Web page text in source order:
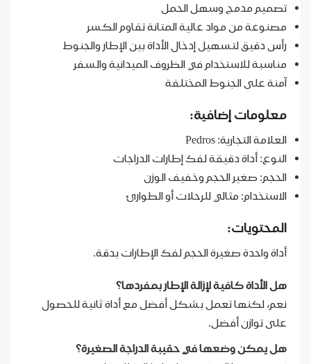
تصميم مدمج وسهل الحمل
مصنوعة من مواد عالية المتانة تقاوم الكسر
رأس دقيق لتسهيل إدخال الأداة بين الإطار والجنوط
مناسبة للاستخدام في الظروف الميدانية والسفر
آمنة على الجنوط المختلفة
معلومات إضافية:
العلامة التجارية: Pedros
النوع: أداة دقيقة لفك إطارات الدراجات
الحجم: صغير الحجم وخفيف الوزن
الاستخدام: مثالي للرحلات أو الطوارئ
المحتويات:
أداة واحدة صغيرة الحجم لفك الإطارات بدقة.
هل الأداة كافية لإزالة الإطار بمفردها؟
نعم، لكنها تعمل بشكل أفضل مع أداة ثانية للحصول
على توازن أفضل.
هل يمكن وضعها في حقيبة الدراجة الصغيرة؟